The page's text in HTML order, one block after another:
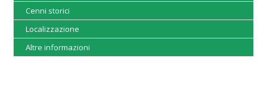
Cenni storici
Localizzazione
Altre informazioni